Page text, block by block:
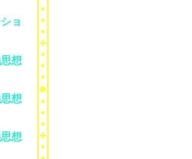
ョ
想
想
想